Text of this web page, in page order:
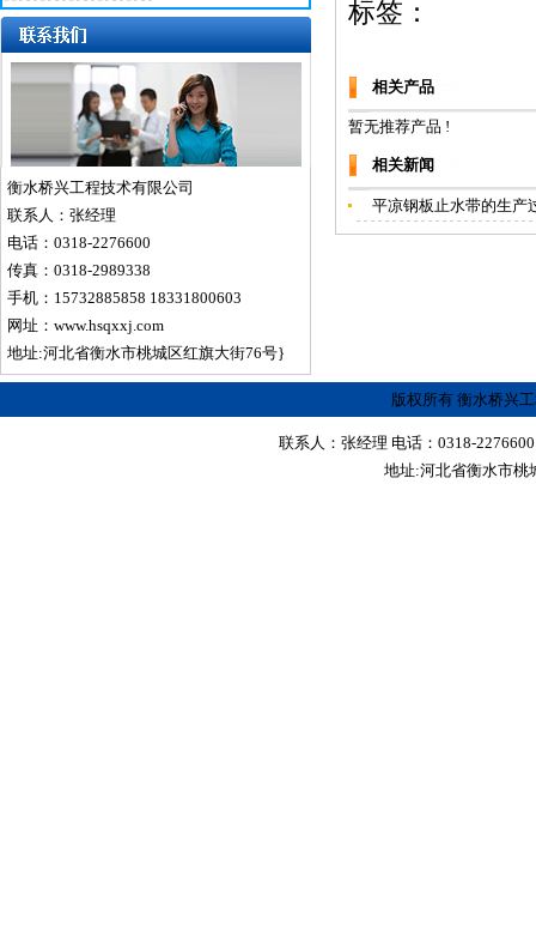
衡水桥兴工程技术有限公司
联系人：张经理
电话：0318-2276600
传真：0318-2989338
手机：15732885858 18331800603
网址：www.hsqxxj.com
地址:河北省衡水市桃城区红旗大街76号}
标签：
相关产品
暂无推荐产品 !
相关新闻
平凉钢板止水带的生产
版权所有 衡水桥兴
联系人：张经理 电话：0318-
地址:河北省衡水市桃